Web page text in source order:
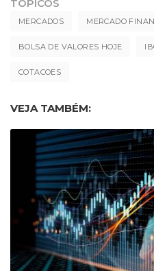
TÓPICOS
MERCADOS MERCADO
BOLSA DE VALORES HOJE
COTACOES
VEJA TAMBÉM: